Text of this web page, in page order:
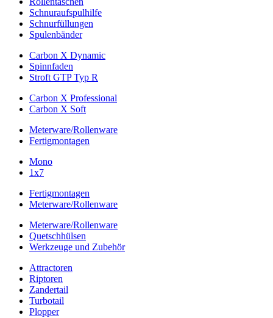
Schnuraufspulhilfe
Schnurfüllungen
Spulenbänder
Carbon X Dynamic
Spinnfaden
Stroft GTP Typ R
Carbon X Professional
Carbon X Soft
Meterware/Rollenware
Fertigmontagen
Mono
1x7
Fertigmontagen
Meterware/Rollenware
Meterware/Rollenware
Quetschhülsen
Werkzeuge und Zubehör
Attractoren
Riptoren
Zandertail
Turbotail
Plopper